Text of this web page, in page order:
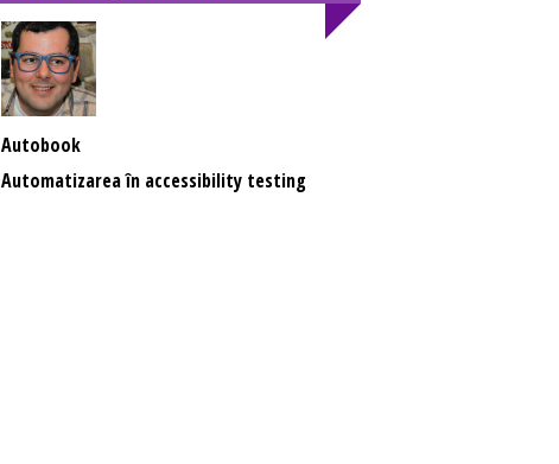
Autobook
Automatizarea în accessibility testing